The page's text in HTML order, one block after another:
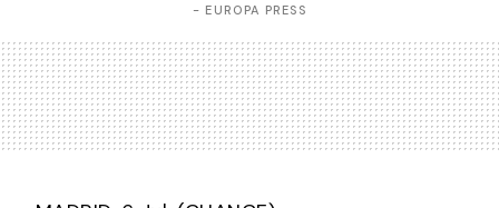
- EUROPA PRESS